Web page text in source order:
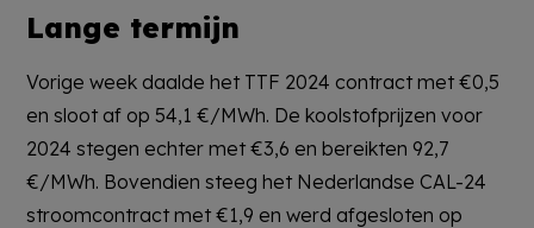
Lange termijn
Vorige week daalde het TTF 2024 contract met €0,5
en sloot af op 54,1 €/MWh. De koolstofprijzen voor
2024 stegen echter met €3,6 en bereikten 92,7
€/MWh. Bovendien steeg het Nederlandse CAL-24
stroomcontract met €1,9 en werd afgesloten op